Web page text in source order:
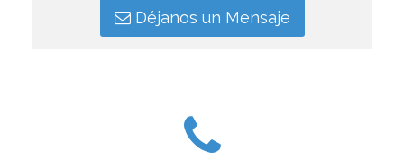
Déjanos un Mensaje